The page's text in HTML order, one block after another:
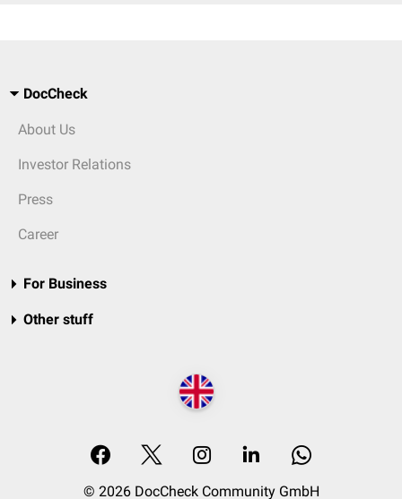
DocCheck
About Us
Investor Relations
Press
Career
For Business
Other stuff
© 2026 DocCheck Community GmbH